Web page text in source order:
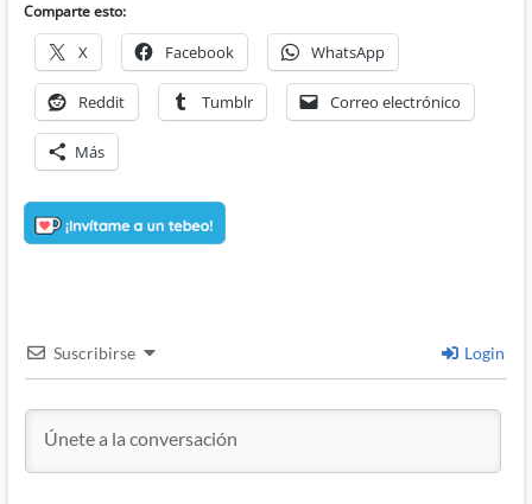
Comparte esto:
X Facebook WhatsApp
Reddit Tumblr Correo electrónico
Más
Suscribirse Login